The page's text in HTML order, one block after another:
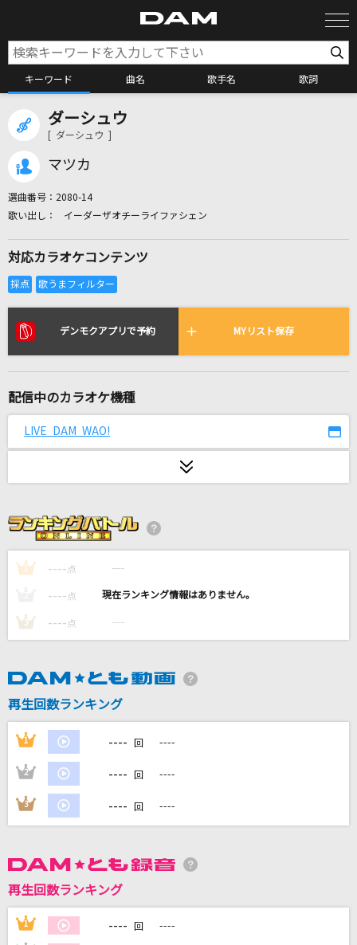
キーワード 曲名 歌手名 歌詞
リアルタイムで歌われている曲の一覧
晩餐歌
秒針を噛む
あぶく
ヨルシカ
MY FIRST STORY
＝LOVE
STAY AWAY
L'Arc-en-Ciel
[生音]しなやかに歌って
山口百恵
sajou no hana
Life is... (Shintaro Morimoto)
SixTONES
ダーシュウ
[ ダーシュウ ]
マツカ
選曲番号： 2080-14
イーダーザオチーライファシェン
対応カラオケコンテンツ
デンモクアプリで予約 MYリスト保存
配信中のカラオケ機種
LIVE DAM WAO!
1 ---- 点 ----
---- 点 ----
3 ---- 点 ----
再生回数ランキング
1 ---- 回 ----
2 ---- 回 ----
3 ---- 回 ----
再生回数ランキング
1 ---- 回 ----